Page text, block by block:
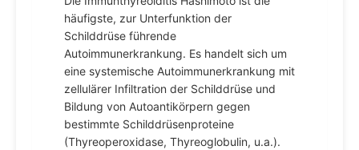
häufigste, zur Unterfunktion der
Schilddrüse führende
Autoimmunerkrankung. Es handelt sich um
eine systemische Autoimmunerkrankung mit
zellulärer Infiltration der Schilddrüse und
Bildung von Autoantikörpern gegen
bestimmte Schilddrüsenproteine
(Thyreoperoxidase, Thyreoglobulin, u.a.).